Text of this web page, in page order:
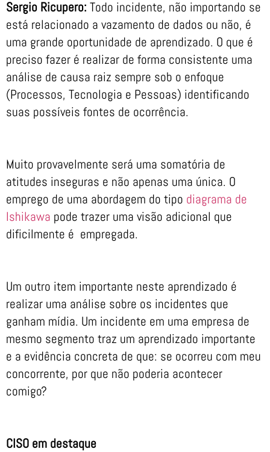
Sergio Ricupero: Todo incidente, não importando se
está relacionado a vazamento de dados ou não, é
uma grande oportunidade de aprendizado. O que é
preciso fazer é realizar de forma consistente uma
análise de causa raiz sempre sob o enfoque
(Processos, Tecnologia e Pessoas) identificando
suas possíveis fontes de ocorrência.
Muito provavelmente será uma somatória de
atitudes inseguras e não apenas uma única. O
emprego de uma abordagem do tipo diagrama de
Ishikawa pode trazer uma visão adicional que
dificilmente é empregada.
Um outro item importante neste aprendizado é
realizar uma análise sobre os incidentes que
ganham mídia. Um incidente em uma empresa de
mesmo segmento traz um aprendizado importante
e a evidência concreta de que: se ocorreu com meu
concorrente, por que não poderia acontecer
comigo?
CISO em destaque